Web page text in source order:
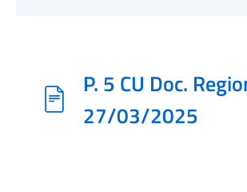
P. 5 CU Doc.
27/03/2025